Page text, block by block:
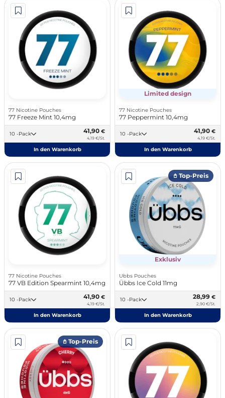
77 Nicotine Pouches
77 Freeze Mint 10,4mg
10 -Pack 41,90 €
4,19 €/St.
In den Warenkorb
Limited design
77 Nicotine Pouches
77 Peppermint 10,4mg
10 -Pack 41,90 €
4,19 €/St.
In den Warenkorb
77 Nicotine Pouches
77 VB Edition Spearmint 10,4mg
10 -Pack 41,90 €
4,19 €/St.
In den Warenkorb
𖤘 Top-Preis
Exklusiv
Ubbs Pouches
Übbs Ice Cold 11mg
10 -Pack 28,99 €
2,90 €/St.
In den Warenkorb
𖤘 Top-Preis